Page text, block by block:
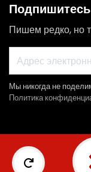
Пишем редко, но
Мы никогда не
Политика
© 2026